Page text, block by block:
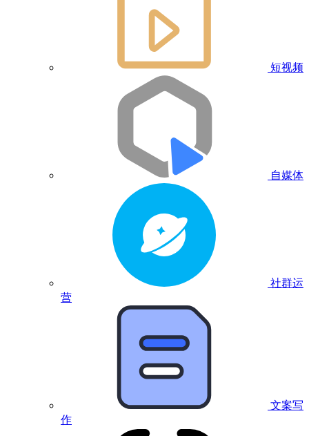
短视频
自媒体
社群运
营
文案写
作